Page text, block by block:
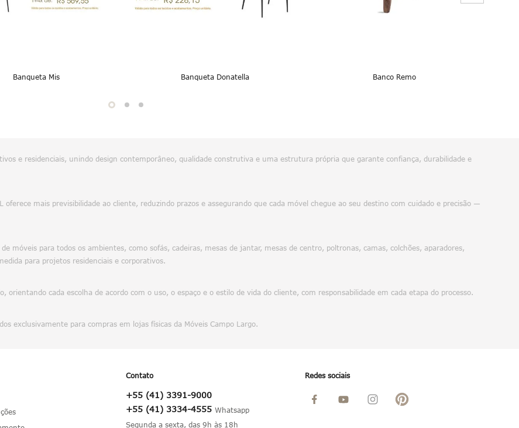
Banqueta Mis Banqueta Donatella Banco Remo
e residenciais, unindo design contemporâneo, qualidade construtiva e uma estrutura própria que garante confiança, durabilidade e
oferece mais previsibilidade ao cliente, reduzindo prazos e assegurando que cada móvel chegue ao seu destino com cuidado e precisão —
móveis para todos os ambientes, como sofás, cadeiras, mesas de jantar, mesas de centro, poltronas, camas, colchões, aparadores,
para projetos residenciais e corporativos.
cada escolha de acordo com o uso, o espaço e o estilo de vida do cliente, com responsabilidade em cada etapa do processo.
exclusivamente para compras em lojas físicas da Móveis Campo Largo.
Contato
+55 (41) 3391-9000
+55 (41) 3334-4555
Segunda a sexta, das 9h às 18h
Redes sociais